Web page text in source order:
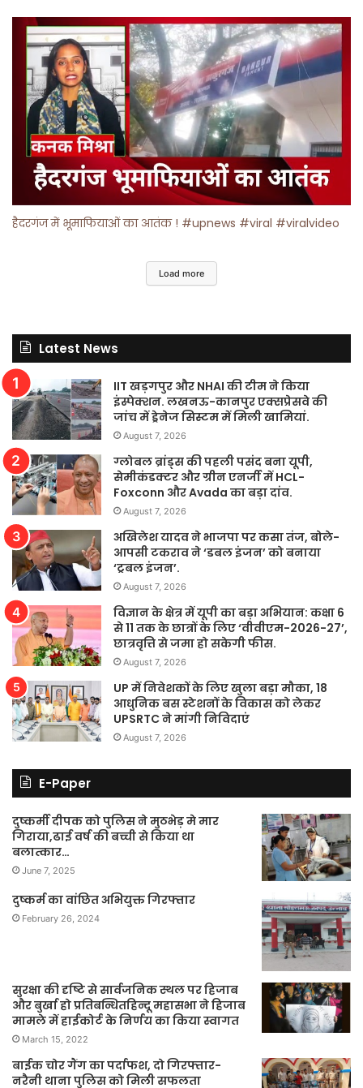
हैदरगंज में भूमाफियाओं का आतंक ! #upnews #viral #viralvideo
Load more
Latest News
IIT खड़गपुर और NHAI की टीम ने किया
इंस्पेक्शन. लखनऊ-कानपुर एक्सप्रेसवे की
जांच में ड्रेनेज सिस्टम में मिली खामियां.
August 7, 2026
ग्लोबल ब्रांड्स की पहली पसंद बना यूपी,
सेमीकंडक्टर और ग्रीन एनर्जी में HCL-
Foxconn और Avada का बड़ा दांव.
August 7, 2026
अखिलेश यादव ने भाजपा पर कसा तंज, बोले-
आपसी टकराव ने ‘डबल इंजन’ को बनाया
‘ट्रबल इंजन’.
August 7, 2026
विज्ञान के क्षेत्र में यूपी का बड़ा अभियान: कक्षा 6
से 11 तक के छात्रों के लिए ‘वीवीएम-2026-27’,
छात्रवृत्ति से जमा हो सकेगी फीस.
August 7, 2026
UP में निवेशकों के लिए खुला बड़ा मौका, 18
आधुनिक बस स्टेशनों के विकास को लेकर
UPSRTC ने मांगी निविदाएं
August 7, 2026
E-Paper
दुष्कर्मी दीपक को पुलिस ने मुठभेड़ मे मार
गिराया,ढाई वर्ष की बच्ची से किया था
बलात्कार…
June 7, 2025
दुष्कर्म का वांछित अभियुक्त गिरफ्तार
February 26, 2024
सुरक्षा की दृष्टि से सार्वजनिक स्थल पर हिजाब
और बुर्खा हो प्रतिबन्धितहिन्दू महासभा ने हिजाब
मामले में हाईकोर्ट के निर्णय का किया स्वागत
March 15, 2022
बाईक चोर गैंग का पर्दाफश, दो गिरफ्तार-
नरैनी थाना पुलिस को मिली सफलता